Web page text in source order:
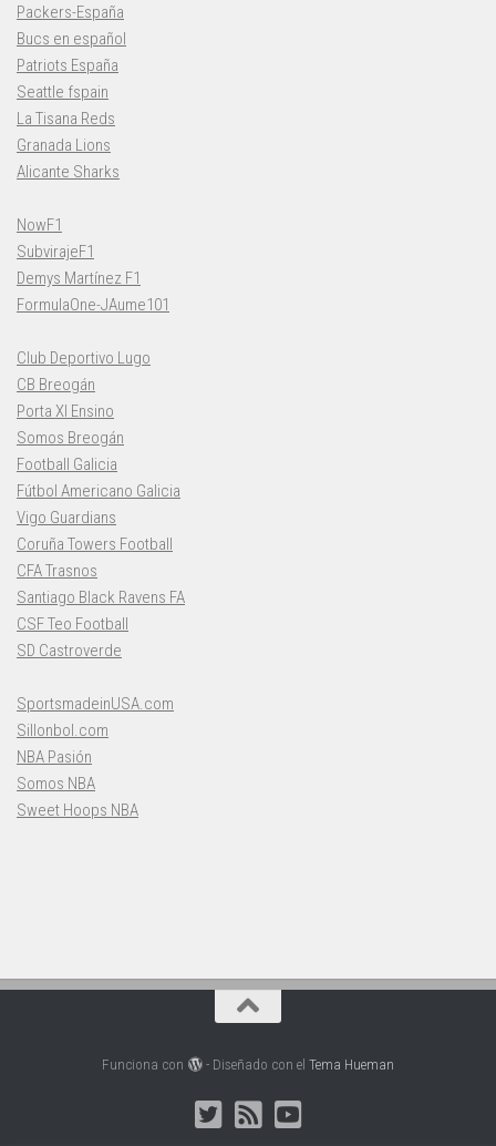
Packers-España
Bucs en español
Patriots España
Seattle fspain
La Tisana Reds
Granada Lions
Alicante Sharks
NowF1
SubvirajeF1
Demys Martínez F1
FormulaOne-JAume101
Club Deportivo Lugo
CB Breogán
Porta XI Ensino
Somos Breogán
Football Galicia
Fútbol Americano Galicia
Vigo Guardians
Coruña Towers Football
CFA Trasnos
Santiago Black Ravens FA
CSF Teo Football
SD Castroverde
SportsmadeinUSA.com
Sillonbol.com
NBA Pasión
Somos NBA
Sweet Hoops NBA
Funciona con - Diseñado con el Tema Hueman